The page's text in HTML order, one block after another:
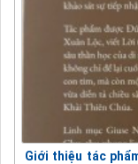
Chúa Giêsu
AI – Sự sống nhân
đối diện
Hàng nghìn tỉ đô đã
Giới thiệu tác